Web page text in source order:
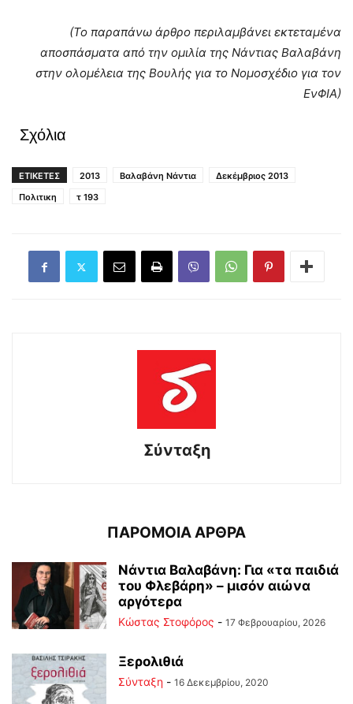
(Το παραπάνω άρθρο περιλαμβάνει εκτεταμένα
αποσπάσματα από την ομιλία της Νάντιας Βαλαβάνη
στην ολομέλεια της Βουλής για το Νομοσχέδιο για τον
ΕνΦΙΑ)
Σχόλια
ΕΤΙΚΕΤΕΣ 2013 Βαλαβάνη Νάντια
Δεκέμβριος 2013
Πολιτικη
τ 193
Σύνταξη
ΠΑΡΟΜΟΙΑ ΑΡΘΡΑ
Νάντια Βαλαβάνη: Για «τα παιδιά
του Φλεβάρη» – μισόν αιώνα
αργότερα
Κώστας Στοφόρος - 17 Φεβρουαρίου, 2026
Ξερολιθιά
Σύνταξη - 16 Δεκεμβρίου, 2020